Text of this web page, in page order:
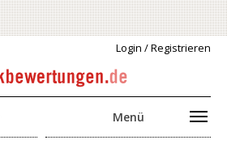
Login / Registrieren
Menü